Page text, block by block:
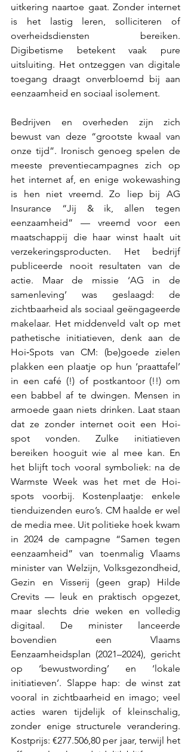
uitkering naartoe gaat. Zonder internet
is het lastig leren, solliciteren of
overheidsdiensten bereiken.
Digibetisme betekent vaak pure
uitsluiting. Het ontzeggen van digitale
toegang draagt onverbloemd bij aan
eenzaamheid en sociaal isolement.
Bedrijven en overheden zijn zich
bewust van deze “grootste kwaal van
onze tijd”. Ironisch genoeg spelen de
meeste preventiecampagnes zich op
het internet af, en enige wokewashing
is hen niet vreemd. Zo liep bij AG
Insurance “Jij & ik, allen tegen
eenzaamheid” — vreemd voor een
maatschappij die haar winst haalt uit
verzekeringsproducten. Het bedrijf
publiceerde nooit resultaten van de
actie. Maar de missie ‘AG in de
samenleving’ was geslaagd: de
zichtbaarheid als sociaal geëngageerde
makelaar. Het middenveld valt op met
pathetische initiatieven, denk aan de
Hoi‑Spots van CM: (be)goede zielen
plakken een plaatje op hun ‘praattafel’
in een café (!) of postkantoor (!!) om
een babbel af te dwingen. Mensen in
armoede gaan niets drinken. Laat staan
dat ze zonder internet ooit een Hoi-
spot vonden. Zulke initiatieven
bereiken hooguit wie al mee kan. En
het blijft toch vooral symboliek: na de
Warmste Week was het met de Hoi-
spots voorbij. Kostenplaatje: enkele
tienduizenden euro’s. CM haalde er wel
de media mee. Uit politieke hoek kwam
in 2024 de campagne “Samen tegen
eenzaamheid” van toenmalig Vlaams
minister van Welzijn, Volksgezondheid,
Gezin en Visserij (geen grap) Hilde
Crevits — leuk en praktisch opgezet,
maar slechts drie weken en volledig
digitaal. De minister lanceerde
bovendien een Vlaams
Eenzaamheidsplan (2021–2024), gericht
op ‘bewustwording’ en ‘lokale
initiatieven’. Slappe hap: de winst zat
vooral in zichtbaarheid en imago; veel
acties waren tijdelijk of kleinschalig,
zonder enige structurele verandering.
Kostprijs: €277.506,80 per jaar, terwijl het